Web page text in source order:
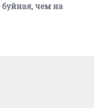
буйная, чем на